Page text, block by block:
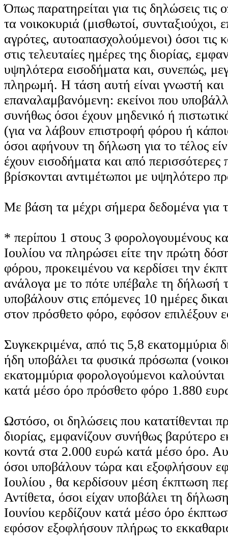
Όπως παρατηρείται για τις δηλώσεις τις
τα νοικοκυριά (μισθωτοί, συνταξιούχοι,
αγρότες, αυτοαπασχολούμενοι) όσοι τις
στις τελευταίες ημέρες της διορίας,
υψηλότερα εισοδήματα και, συνεπώς,
πληρωμή. Η τάση αυτή είναι γνωστή και
επαναλαμβανόμενη: εκείνοι που
συνήθως όσοι έχουν μηδενικό ή
(για να λάβουν επιστροφή φόρου ή
όσοι αφήνουν τη δήλωση για το τέλος
έχουν εισοδήματα και από περισσότερες
βρίσκονται αντιμέτωποι με υψηλότερο
Με βάση τα μέχρι σήμερα δεδομένα για
* περίπου 1 στους 3 φορολογουμένους
Ιουλίου να πληρώσει είτε την πρώτη
φόρου, προκειμένου να κερδίσει την
ανάλογα με το πότε υπέβαλε τη δήλωσή
υποβάλουν στις επόμενες 10 ημέρες
στον πρόσθετο φόρο, εφόσον επιλέξουν
Συγκεκριμένα, από τις 5,8 εκατομμύρια
ήδη υποβάλει τα φυσικά πρόσωπα
εκατομμύρια φορολογούμενοι
κατά μέσο όρο πρόσθετο φόρο 1.880
Ωστόσο, οι δηλώσεις που κατατίθενται
διορίας, εμφανίζουν συνήθως βαρύτερο
κοντά στα 2.000 ευρώ κατά μέσο όρο.
όσοι υποβάλουν τώρα και εξοφλήσουν
Ιουλίου , θα κερδίσουν μέση έκπτωση
Αντίθετα, όσοι είχαν υποβάλει τη
Ιουνίου κερδίζουν κατά μέσο όρο
εφόσον εξοφλήσουν πλήρως το